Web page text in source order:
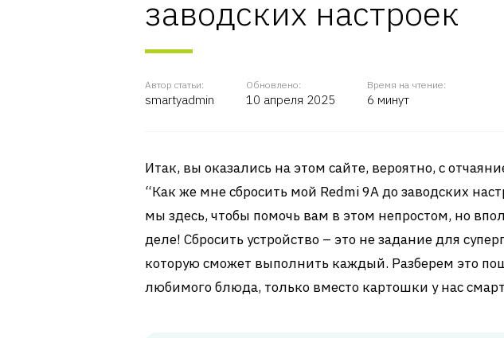
заводских настроек
Автор статьи:
smartyadmin
Обновлено:
10 апреля 2025
Время на чтение:
6 минут
Итак, вы оказались на этом сайте, вероятно, с
“Как же мне сбросить мой Redmi 9A до заводских
мы здесь, чтобы помочь вам в этом непростом, но
деле! Сбросить устройство – это не задание для
которую сможет выполнить каждый. Разберем это
любимого блюда, только вместо картошки у нас